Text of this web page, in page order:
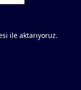
ile aktarıyoruz.